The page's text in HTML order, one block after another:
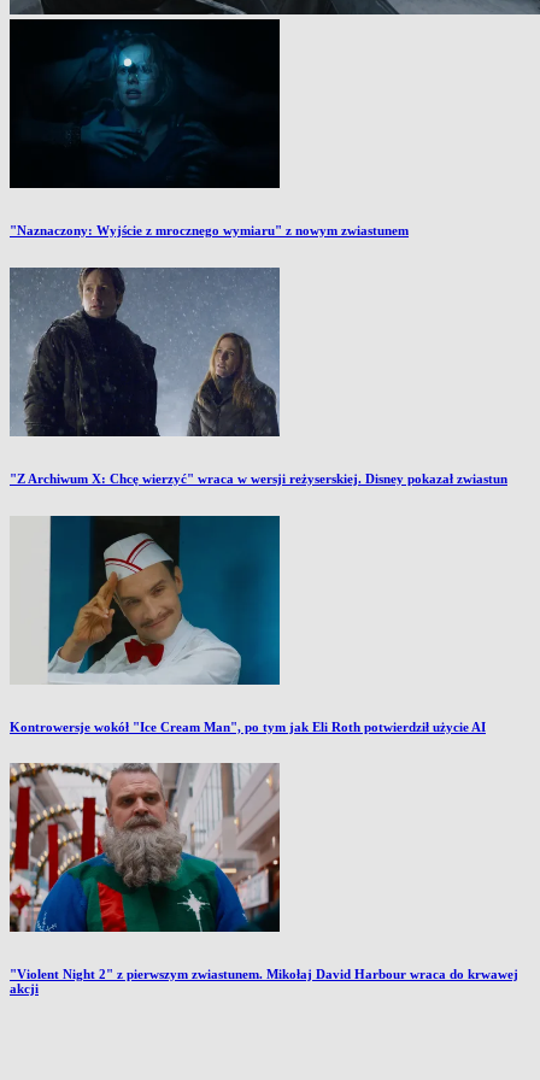
"Naznaczony: Wyjście z mrocznego wymiaru" z nowym zwiastunem
"Z Archiwum X: Chcę wierzyć" wraca w wersji reżyserskiej. Disney pokazał zwiastun
Kontrowersje wokół "Ice Cream Man", po tym jak Eli Roth potwierdził użycie AI
"Violent Night 2" z pierwszym zwiastunem. Mikołaj David Harbour wraca do krwawej
akcji